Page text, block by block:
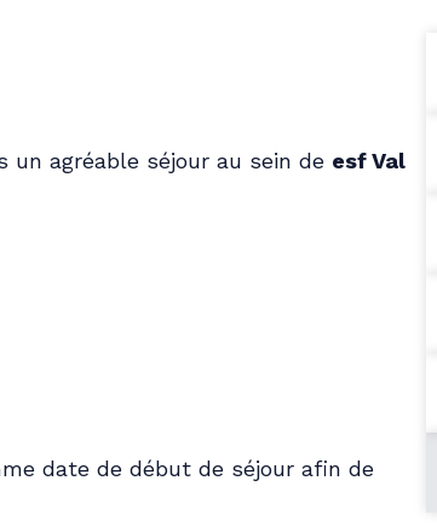
un agréable séjour au sein de esf Val
date de début de séjour afin de